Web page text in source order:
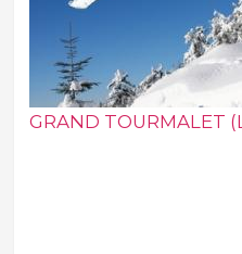
GRAND TOURMALET